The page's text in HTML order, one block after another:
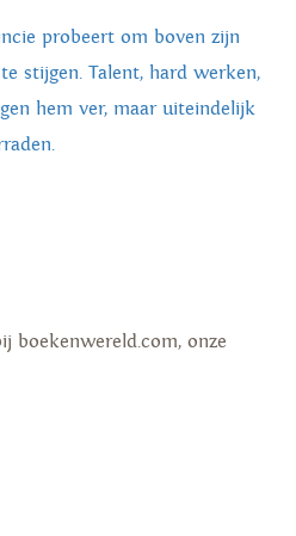
probeert om boven zijn
stijgen. Talent, hard werken,
hem ver, maar uiteindelijk
boekenwereld.com, onze